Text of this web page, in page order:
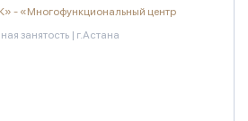
- «Многофункциональный центр
занятость | г.Астана